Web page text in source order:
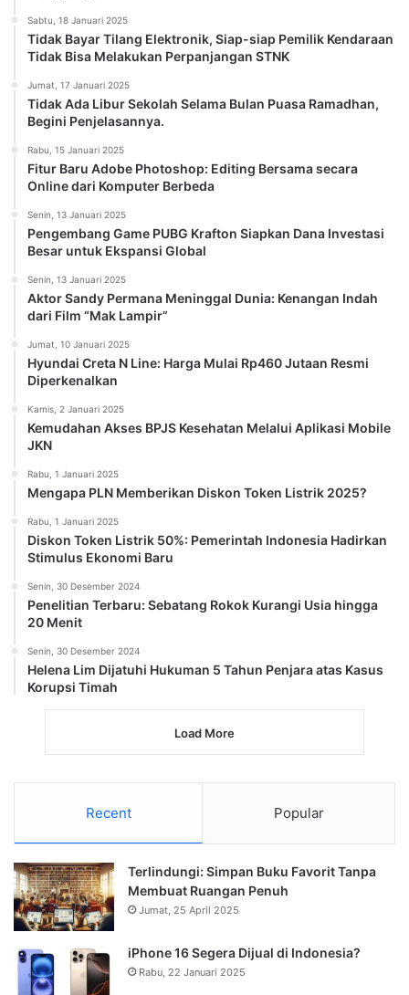
Sabtu, 18 Januari 2025
Tidak Bayar Tilang Elektronik, Siap-siap Pemilik Kendaraan
Tidak Bisa Melakukan Perpanjangan STNK
Jumat, 17 Januari 2025
Tidak Ada Libur Sekolah Selama Bulan Puasa Ramadhan,
Begini Penjelasannya.
Rabu, 15 Januari 2025
Fitur Baru Adobe Photoshop: Editing Bersama secara
Online dari Komputer Berbeda
Senin, 13 Januari 2025
Pengembang Game PUBG Krafton Siapkan Dana Investasi
Besar untuk Ekspansi Global
Senin, 13 Januari 2025
Aktor Sandy Permana Meninggal Dunia: Kenangan Indah
dari Film “Mak Lampir”
Jumat, 10 Januari 2025
Hyundai Creta N Line: Harga Mulai Rp460 Jutaan Resmi
Diperkenalkan
Kamis, 2 Januari 2025
Kemudahan Akses BPJS Kesehatan Melalui Aplikasi Mobile
JKN
Rabu, 1 Januari 2025
Mengapa PLN Memberikan Diskon Token Listrik 2025?
Rabu, 1 Januari 2025
Diskon Token Listrik 50%: Pemerintah Indonesia Hadirkan
Stimulus Ekonomi Baru
Senin, 30 Desember 2024
Penelitian Terbaru: Sebatang Rokok Kurangi Usia hingga
20 Menit
Senin, 30 Desember 2024
Helena Lim Dijatuhi Hukuman 5 Tahun Penjara atas Kasus
Korupsi Timah
Load More
Recent Popular
Terlindungi: Simpan Buku Favorit Tanpa
Membuat Ruangan Penuh
Jumat, 25 April 2025
iPhone 16 Segera Dijual di Indonesia?
Rabu, 22 Januari 2025